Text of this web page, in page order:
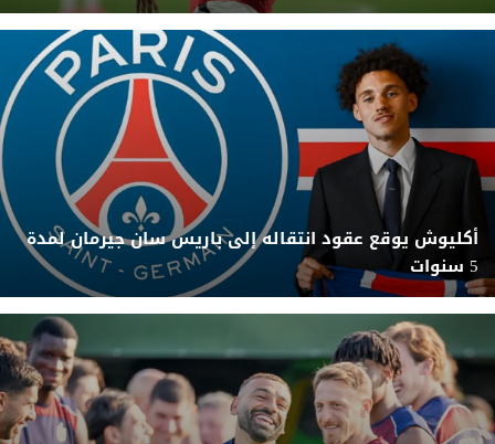
أكليوش يوقع عقود انتقاله إلى باريس سان جيرمان لمدة
5 سنوات